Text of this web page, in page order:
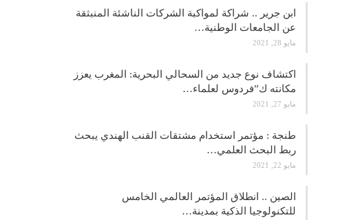
ابن جرير .. شراكة لمواكبة الشركات الناشئة المنبثقة
عن الجامعات الوطنية…
مايو 28, 2021
اكتشاف نوع جديد من السحالي البحرية: المغرب يعزز
مكانته ك”فردوس لعلماء…
مايو 27, 2021
طنجة : مؤتمر استخدام مشتقات القنب الهندي يبحث
ربط البحث العلمي…
مايو 22, 2021
الصين .. انطلاق المؤتمر العالمي الخامس
للتكنولوجيا الذكية بمدينة…